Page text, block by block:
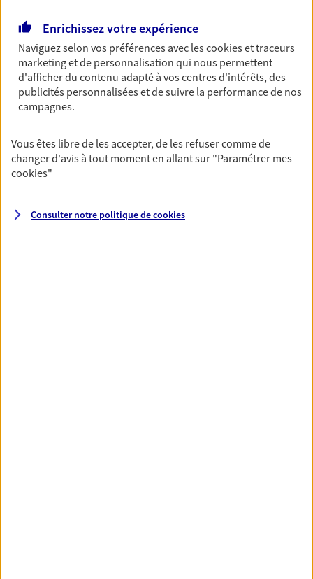
accident du quotidien. Avec Ma Protection
Accident, protégez votre qualité de vie et vos
revenus.
Découvrir l'offre Garantie Accidents de la Vie
OBTENIR UN TARIF EN LIGNE
Multirisque Entreprise
Gagnez en simplicité et en sérénité avec votre
unique pour protéger vos locaux, matériels pro,
équipements et stocks… sans oublier votre
Enrichissez votre expérience
Naviguez selon vos préférences avec lescookies et traceurs
marketing et de personnalisation qui nous permettent
d'afficher du contenu adapté à vos centres d'intérêts, des
publicités personnalisées et de suivre la performance de nos
campagnes.
Vous êtes libre de les accepter, de les refuser comme de
changer d'avis à tout moment en allant sur "Paramétrer mes
cookies"
Consulter notre politique decookies